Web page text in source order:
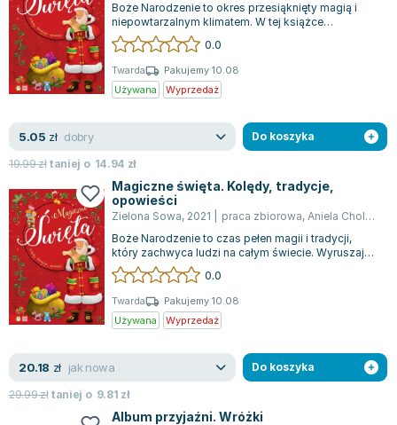
Boże Narodzenie to okres przesiąknięty magią i
niepowtarzalnym klimatem. W tej książce
znajdziesz bogactwo informacji o tradycjach...
0.0
Twarda
Pakujemy 10.08
Używana
Wyprzedaż
5.05 zł dobry
19.99złtaniej o 14.94 zł
Do koszyka
Magiczne święta. Kolędy, tradycje,
opowieści
Zielona Sowa, 2021 praca zbiorowa, Aniela Cholewińska-Szkolik
Boże Narodzenie to czas pełen magii i tradycji,
który zachwyca ludzi na całym świecie. Wyruszając
w podróż po świątecznych obyczaj...
0.0
Twarda
Pakujemy 10.08
Używana
Wyprzedaż
20.18 zł jak nowa
29.99złtaniej o 9.81 zł
Do koszyka
Album przyjaźni. Wróżki